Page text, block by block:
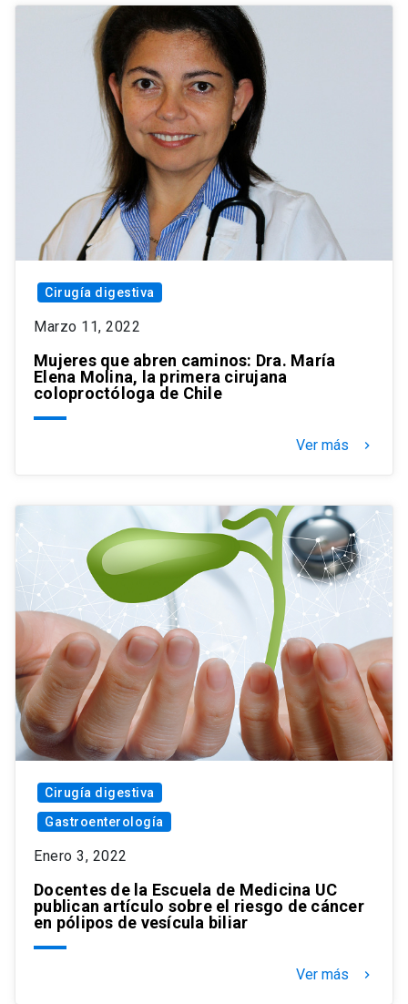
Cirugía digestiva
Marzo 11, 2022
Mujeres que abren caminos: Dra. María
Elena Molina, la primera cirujana
coloproctóloga de Chile
Ver más keyboard_arrow_right
Cirugía digestiva
Gastroenterología
Enero 3, 2022
Docentes de la Escuela de Medicina UC
publican artículo sobre el riesgo de cáncer
en pólipos de vesícula biliar
Ver más keyboard_arrow_right